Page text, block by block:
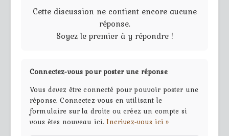
Cette discussion ne contient encore aucune
réponse.
Soyez le premier à y répondre !
Connectez-vous pour poster une réponse
Vous devez être connecté pour pouvoir poster une
réponse. Connectez-vous en utilisant le
formulaire sur la droite ou créez un compte si
vous êtes nouveau ici.Incrivez-vous ici »